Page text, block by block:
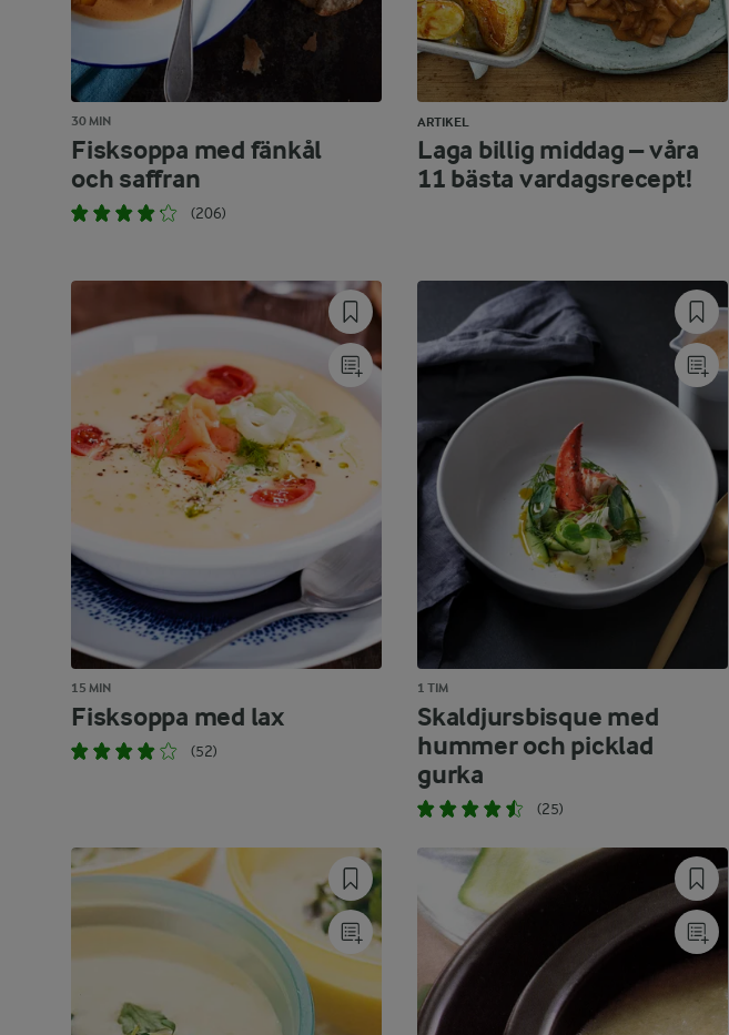
30 MIN
Fisksoppa med fänkål
och saffran
(206)
ARTIKEL
Laga billig middag – våra
11 bästa vardagsrecept!
15 MIN
Fisksoppa med lax
(52)
1 TIM
Skaldjursbisque med
hummer och picklad
gurka
(25)